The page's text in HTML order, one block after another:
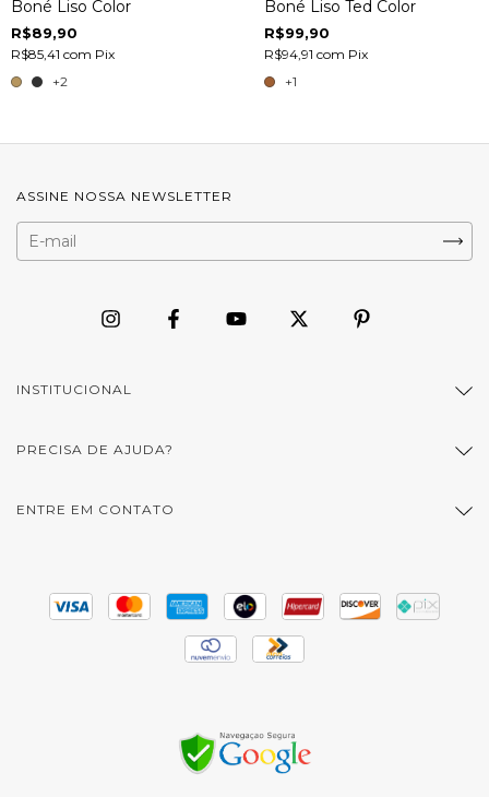
Boné Liso Color
R$89,90
R$85,41 com Pix
+2
Boné Liso Ted Color
R$99,90
R$94,91 com Pix
+1
ASSINE NOSSA NEWSLETTER
INSTITUCIONAL
PRECISA DE AJUDA?
ENTRE EM CONTATO